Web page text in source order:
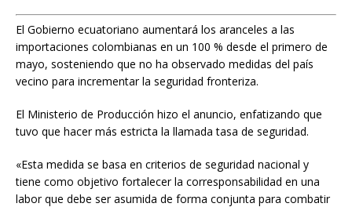
El Gobierno ecuatoriano aumentará los aranceles a las
importaciones colombianas en un 100 % desde el primero de
mayo, sosteniendo que no ha observado medidas del país
vecino para incrementar la seguridad fronteriza.
El Ministerio de Producción hizo el anuncio, enfatizando que
tuvo que hacer más estricta la llamada tasa de seguridad.
«Esta medida se basa en criterios de seguridad nacional y
tiene como objetivo fortalecer la corresponsabilidad en una
labor que debe ser asumida de forma conjunta para combatir